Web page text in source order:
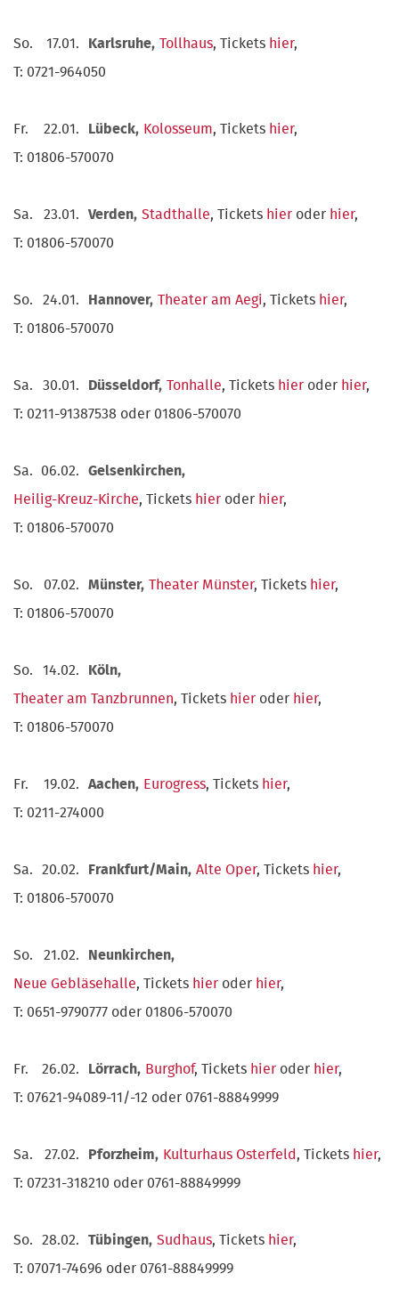
So. 17.01. Karlsruhe, Tollhaus, Tickets hier,
T: 0721-964050
Fr. 22.01. Lübeck, Kolosseum, Tickets hier,
T: 01806-570070
Sa. 23.01. Verden, Stadthalle, Tickets hier oder hier,
T: 01806-570070
So. 24.01. Hannover, Theater am Aegi, Tickets hier,
T: 01806-570070
Sa. 30.01. Düsseldorf, Tonhalle, Tickets hier oder hier,
T: 0211-91387538 oder 01806-570070
Sa. 06.02. Gelsenkirchen,
Heilig-Kreuz-Kirche, Tickets hier oder hier,
T: 01806-570070
So. 07.02. Münster, Theater Münster, Tickets hier,
T: 01806-570070
So. 14.02. Köln,
Theater am Tanzbrunnen, Tickets hier oder hier,
T: 01806-570070
Fr. 19.02. Aachen, Eurogress, Tickets hier,
T: 0211-274000
Sa. 20.02. Frankfurt/Main, Alte Oper, Tickets hier,
T: 01806-570070
So. 21.02. Neunkirchen,
Neue Gebläsehalle, Tickets hier oder hier,
T: 0651-9790777 oder 01806-570070
Fr. 26.02. Lörrach, Burghof, Tickets hier oder hier,
T: 07621-94089-11/-12 oder 0761-88849999
Sa. 27.02. Pforzheim, Kulturhaus Osterfeld, Tickets hier,
T: 07231-318210 oder 0761-88849999
So. 28.02. Tübingen, Sudhaus, Tickets hier,
T: 07071-74696 oder 0761-88849999